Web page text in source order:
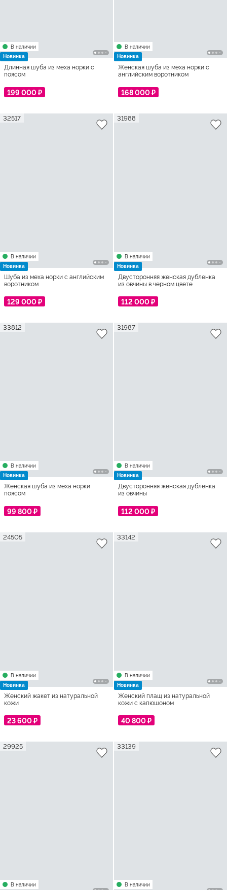
В наличии
Новинка
Длинная шуба из меха норки с
поясом
199 000 ₽
В наличии
Новинка
Женская шуба из меха норки с
английским воротником
168 000 ₽
В наличии
Новинка
32517
Шуба из меха норки с английским
воротником
129 000 ₽
В наличии
Новинка
31988
Двусторонняя женская дубленка
из овчины в черном цвете
112 000 ₽
В наличии
Новинка
33812
Женская шуба из меха норки
поясом
99 800 ₽
В наличии
Новинка
31987
Двусторонняя женская дубленка
из овчины
112 000 ₽
В наличии
Новинка
24505
Женский жакет из натуральной
кожи
23 600 ₽
В наличии
Новинка
33142
Женский плащ из натуральной
кожи с капюшоном
40 800 ₽
В наличии
29925
В наличии
33139